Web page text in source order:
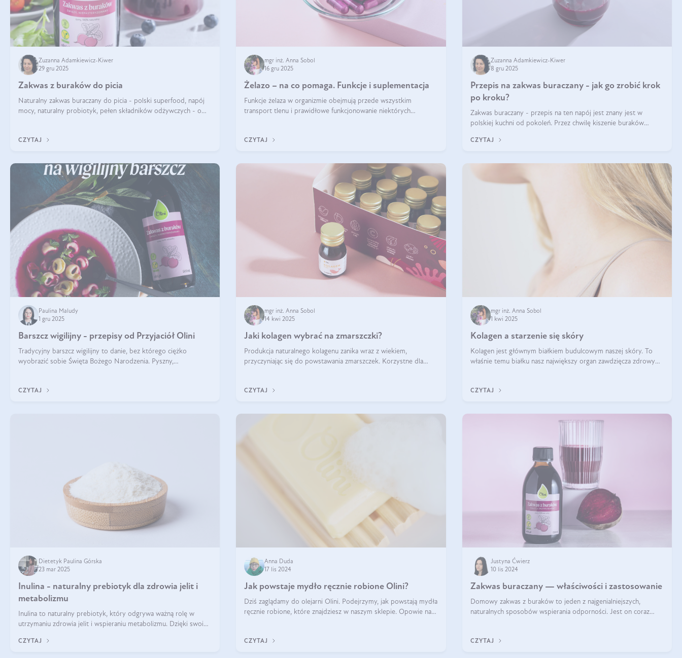
Zuzanna Adamkiewicz-Kiwer
29 gru 2025
Zakwas z buraków do picia
Naturalny zakwas buraczany do picia - polski superfood, napój
mocy, naturalny probiotyk, pełen składników odżywczych - o
CZYTAJ
mgr inż. Anna Sobol
16 gru 2025
Żelazo – na co pomaga. Funkcje i suplementacja
Funkcje żelaza w organizmie obejmują przede wszystkim
transport tlenu i prawidłowe funkcjonowanie niektórych
etapie życia.
CZYTAJ
Zuzanna Adamkiewicz-Kiwer
8 gru 2025
Przepis na zakwas buraczany - jak go zrobić krok
po kroku?
Zakwas buraczany - przepis na ten napój jest znany jest w
polskiej kuchni od pokoleń. Przez chwilę kiszenie buraków
na fali popularności na
CZYTAJ
Paulina Maludy
1 gru 2025
Barszcz wigilijny - przepisy od Przyjaciół Olini
Tradycyjny barszcz wigilijny to danie, bez którego ciężko
wyobrazić sobie Święta Bożego Narodzenia. Pyszny,
CZYTAJ
mgr inż. Anna Sobol
14 kwi 2025
Jaki kolagen wybrać na zmarszczki?
Produkcja naturalnego kolagenu zanika wraz z wiekiem,
przyczyniając się do powstawania zmarszczek. Korzystne dla
CZYTAJ
mgr inż. Anna Sobol
1 kwi 2025
Kolagen a starzenie się skóry
Kolagen jest głównym białkiem budulcowym naszej skóry. To
właśnie temu białku nasz największy organ zawdzięcza zdrowy
CZYTAJ
Dietetyk Paulina Górska
23 mar 2025
Inulina - naturalny prebiotyk dla zdrowia jelit i
metabolizmu
Inulina to naturalny prebiotyk, który odgrywa ważną rolę w
utrzymaniu zdrowia jelit i wspieraniu metabolizmu. Dzięki swoim
jelitowych, co ma pozy
CZYTAJ
Anna Duda
17 lis 2024
Jak powstaje mydło ręcznie robione Olini?
Dziś zaglądamy do olejarni Olini. Podejrzymy, jak powstają mydła
ręcznie robione, które znajdziesz w naszym sklepie. Opowie nam
CZYTAJ
Justyna Ćwierz
10 lis 2024
Zakwas buraczany — właściwości i zastosowanie
Domowy zakwas z buraków to jeden z najgenialniejszych,
naturalnych sposobów wspierania odporności. Jest on coraz
CZYTAJ